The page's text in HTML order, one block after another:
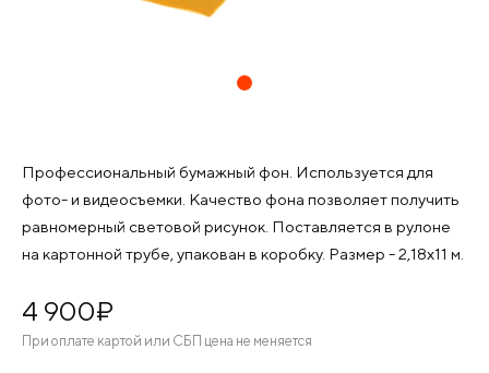
Профессиональный бумажный фон. Используется для
фото- и видеосъемки. Качество фона позволяет получить
равномерный световой рисунок. Поставляется в рулоне
на картонной трубе, упакован в коробку. Размер - 2,18х11 м.
4 900¤
При оплате картой или СБП цена не меняется